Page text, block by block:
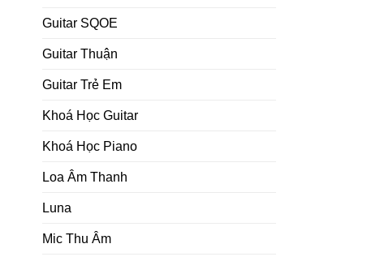
Guitar SQOE
Guitar Thuận
Guitar Trẻ Em
Khoá Học Guitar
Khoá Học Piano
Loa Âm Thanh
Luna
Mic Thu Âm